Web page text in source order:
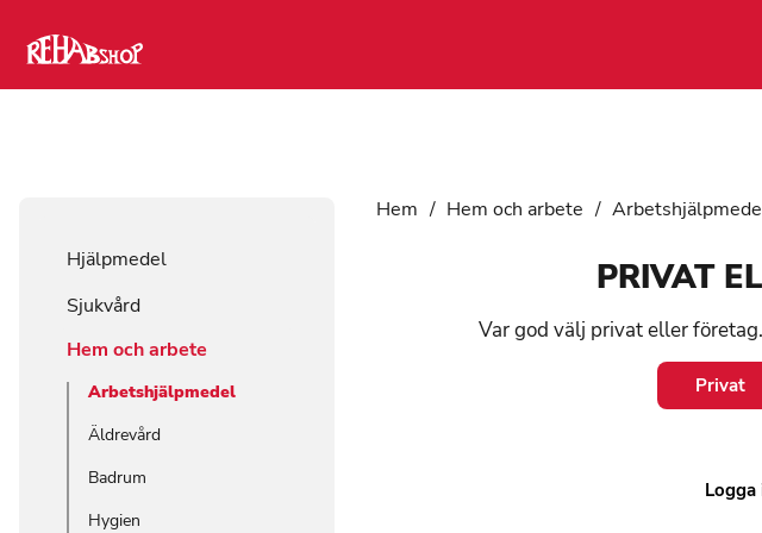
Hjälpmedel
Sjukvård
Hem och arbete
Arbetshjälpmedel
Äldrevård
Badrum
Hygien
Hem / Hem och arbete /
PRIVAT
Var god välj privat eller
Privat